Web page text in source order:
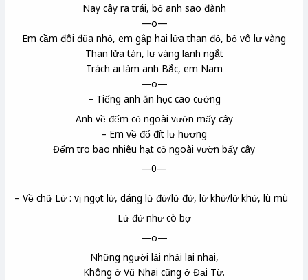
Nay cây ra trái, bỏ anh sao đành
—o—
Em cầm đôi đũa nhỏ, em gắp hai lửa than đỏ, bỏ vô lư vàng
Than lửa tàn, lư vàng lạnh ngắt
Trách ai làm anh Bắc, em Nam
—o—
– Tiếng anh ăn học cao cường
Anh về đếm cỏ ngoài vườn mấy cây
– Em về đổ đít lư hương
Đếm tro bao nhiêu hạt cỏ ngoài vườn bấy cây
—0—
– Về chữ Lừ : vị ngọt lừ, dáng lừ đừ/lử đử, lừ khừ/lử khử, lù mù
Lử đử như cò bợ
—o—
Những người lải nhải lai nhai,
Không ở Vũ Nhai cũng ở Đại Từ.